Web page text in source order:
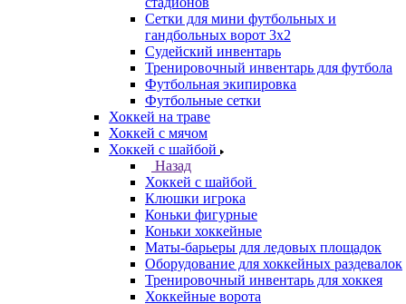
Сетки для мини футбольных и
гандбольных ворот 3х2
Судейский инвентарь
Тренировочный инвентарь для футбола
Футбольная экипировка
Футбольные сетки
Хоккей на траве
Хоккей с мячом
Хоккей с шайбой
Назад
Хоккей с шайбой
Клюшки игрока
Коньки фигурные
Коньки хоккейные
Маты-барьеры для ледовых площадок
Оборудование для хоккейных раздевалок
Тренировочный инвентарь для хоккея
Хоккейные ворота